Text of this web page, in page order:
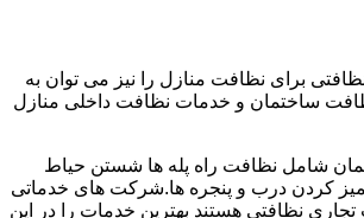
برای نظافت منازل را نیز می توان به
ساختمان و خدمات نظافت داخلی منازل
شامل نظافت راه پله ها شستن حیاط
کردن درب و پنجره ها.شرکت های خدماتی
نظافتی هستند بهترین خدمات را در این